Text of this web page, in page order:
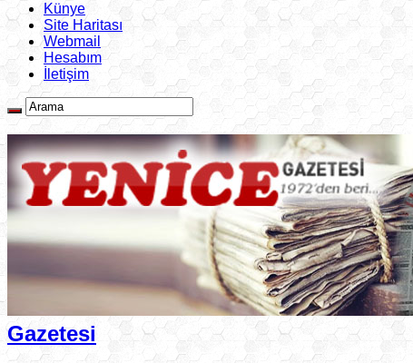
Künye
Site Haritası
Webmail
Hesabım
İletişim
Gazetesi